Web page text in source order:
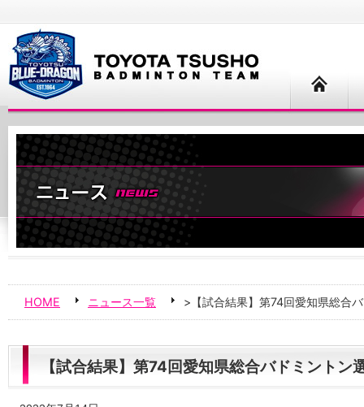
HOME ニュース一覧 >【試合結果】第74回愛知県総合
【試合結果】第74回愛知県総合バドミントン